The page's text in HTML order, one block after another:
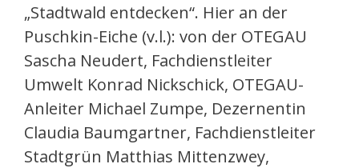
„Stadtwald entdecken“. Hier an der
Puschkin-Eiche (v.l.): von der OTEGAU
Sascha Neudert, Fachdienstleiter
Umwelt Konrad Nickschick, OTEGAU-
Anleiter Michael Zumpe, Dezernentin
Claudia Baumgartner, Fachdienstleiter
Stadtgrün Matthias Mittenzwey,